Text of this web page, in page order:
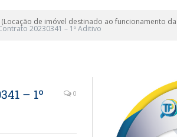
(Locação de imóvel destinado ao
20230341 – 1º Aditivo
– 1º
0